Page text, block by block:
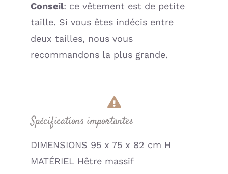
Conseil: ce vêtement est de petite
taille. Si vous êtes indécis entre
deux tailles, nous vous
recommandons la plus grande.
Spécifications importantes
DIMENSIONS 95 x 75 x 82 cm H
MATÉRIEL Hêtre massif